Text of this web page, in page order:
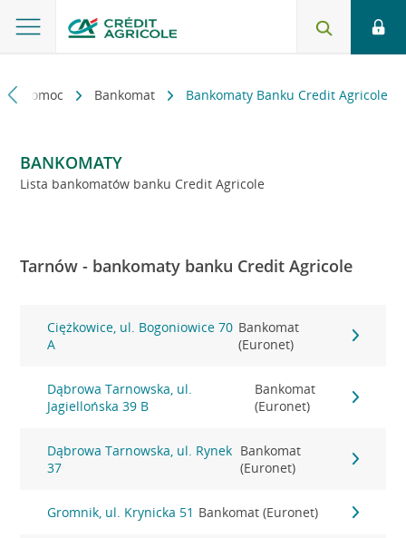
i pomoc Bankomat Bankomaty Banku Credit Agricole
BANKOMATY
Lista bankomatów banku Credit Agricole
Tarnów - bankomaty banku Credit Agricole
Ciężkowice, ul. Bogoniowice 70
A
Bankomat
(Euronet)
Dąbrowa Tarnowska, ul.
Jagiellońska 39 B
Bankomat
(Euronet)
Dąbrowa Tarnowska, ul. Rynek
37
Bankomat
(Euronet)
Gromnik, ul. Krynicka 51 Bankomat (Euronet)